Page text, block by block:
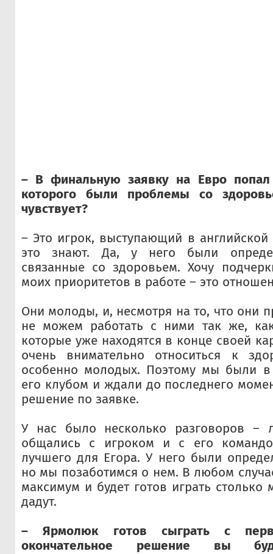
– В финальную заявку на Евро
которого были проблемы со
чувствует?
– Это игрок, выступающий в английской
это знают. Да, у него были
связанные со здоровьем. Хочу
моих приоритетов в работе – это
Они молоды, и, несмотря на то, что они
не можем работать с ними так же,
которые уже находятся в конце своей
очень внимательно относиться к
особенно молодых. Поэтому мы были
его клубом и ждали до последнего
решение по заявке.
У нас было несколько разговоров
общались с игроком и с его
лучшего для Егора. У него были
но мы позаботимся о нем. В любом
максимум и будет готов играть столько
дадут.
– Ярмолюк готов сыграть с
окончательное решение вы